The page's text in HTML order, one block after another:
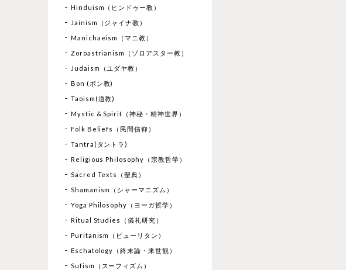
Hinduism（ヒンドゥー教）
Jainism（ジャイナ教）
Manichaeism（マニ教）
Zoroastrianism（ゾロアスター教）
Judaism（ユダヤ教）
Bon (ボン教)
Taoism(道教)
Mystic & Spirit（神秘・精神世界）
Folk Beliefs（民間信仰）
Tantra(タントラ)
Religious Philosophy（宗教哲学）
Sacred Texts（聖典）
Shamanism（シャーマニズム）
Yoga Philosophy（ヨーガ哲学）
Ritual Studies（儀礼研究）
Puritanism（ピューリタン）
Eschatology（終末論・来世観）
Sufism（スーフィズム）